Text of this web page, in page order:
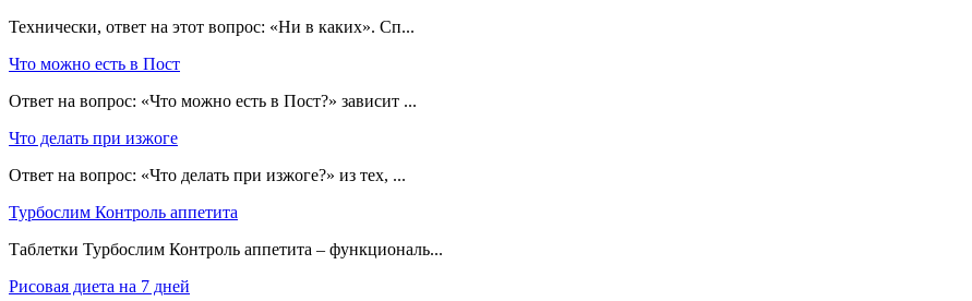
Технически, ответ на этот вопрос: «Ни в каких». Сп...
Что можно есть в Пост
Ответ на вопрос: «Что можно есть в Пост?» зависит ...
Что делать при изжоге
Ответ на вопрос: «Что делать при изжоге?» из тех, ...
Турбослим Контроль аппетита
Таблетки Турбослим Контроль аппетита – функциональ...
Рисовая диета на 7 дней